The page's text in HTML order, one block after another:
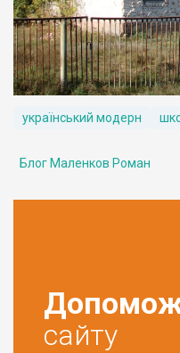
український модерн
Блог Маленков Роман
сайту